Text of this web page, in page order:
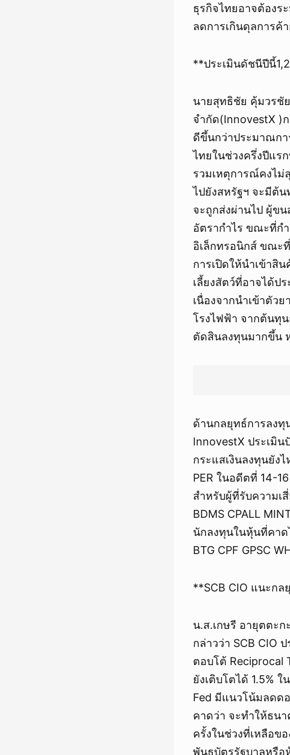
ธุรกิจไทยอาจต้องร
ลดการเกินดุลการค้
**ประเมินดัชนีปีนี้
นายสุทธิชัย คุ้มวรชั
จำกัด(InnovestX )
ดีขึ้นกว่าประมาณกา
ไทยในช่วงครึ่งปีแร
รวมเหตุการณ์คงไม่
ไปยังสหรัฐฯ จะมีต้
จะถูกส่งผ่านไป ผู้ข
อัตรากำไร ขณะที่ก
อิเล็กทรอนิกส์ ขณะ
การเปิดให้นำเข้าสิ
เลี้ยงสัตว์ที่อาจได้ป
เนื่องจากนำเข้าตัว
โรงไฟฟ้า จากต้นทุ
ตัดสินลงทุนมากขึ้น
ด้านกลยุทธ์การลงทุ
InnovestX ประเมิ
กระแสเงินลงทุนยัง
PER ในอดีตที่ 14-
สำหรับผู้ที่รับความเ
BDMS CPALL
นักลงทุนในหุ้นที่คาด
BTG CPF GPSC
**SCB CIO แนะก
น.ส.เกษรี อายุตตะ
กล่าวว่า SCB CIO
ตอบโต้ Reciprocal
ยังเติบโตได้ 1.5%
Fed มีแนวโน้มลดด
คาดว่า จะทำให้ธน
ครั้งในช่วงที่เหลือข
พันธบัตรรัฐบาลหรือ